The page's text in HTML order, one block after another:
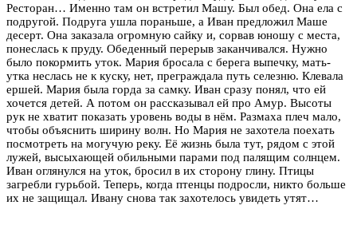
Ресторан… Именно там он встретил Машу. Был обед. Она ела с
подругой. Подруга ушла пораньше, а Иван предложил Маше
десерт. Она заказала огромную сайку и, сорвав юношу с места,
понеслась к пруду. Обеденный перерыв заканчивался. Нужно
было покормить уток. Мария бросала с берега выпечку, мать-
утка неслась не к куску, нет, преграждала путь селезню. Клевала
ершей. Мария была горда за самку. Иван сразу понял, что ей
хочется детей. А потом он рассказывал ей про Амур. Высоты
рук не хватит показать уровень воды в нём. Размаха плеч мало,
чтобы объяснить ширину волн. Но Мария не захотела поехать
посмотреть на могучую реку. Её жизнь была тут, рядом с этой
лужей, высыхающей обильными парами под палящим солнцем.
Иван оглянулся на уток, бросил в их сторону глину. Птицы
загребли гурьбой. Теперь, когда птенцы подросли, никто больше
их не защищал. Ивану снова так захотелось увидеть утят…